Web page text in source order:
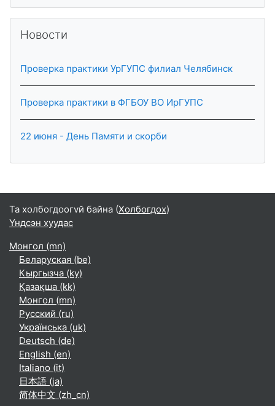
Новости
Проверка практики УрГУПС филиал Челябинск
Проверка практики в ФГБОУ ВО ИрГУПС
22 июня - День Памяти и скорби
Та холбогдоогvй байна (Холбогдох)
Үндсэн хуудас
Монгол ‎(mn)‎
Беларуская ‎(be)‎
Кыргызча ‎(ky)‎
Қазақша ‎(kk)‎
Монгол ‎(mn)‎
Русский ‎(ru)‎
Українська ‎(uk)‎
Deutsch ‎(de)‎
English ‎(en)‎
Italiano ‎(it)‎
日本語 ‎(ja)‎
简体中文 ‎(zh_cn)‎